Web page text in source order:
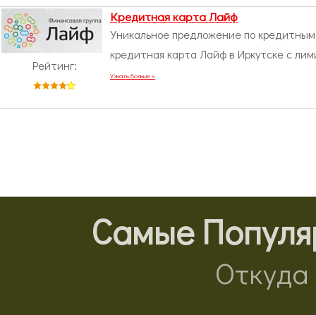
Рейтинг:
Кредитная карта Лайф
Уникальное предложение по
кредитная карта Лайф в Иркутске с
Узнать больше »
Самые
Откуда